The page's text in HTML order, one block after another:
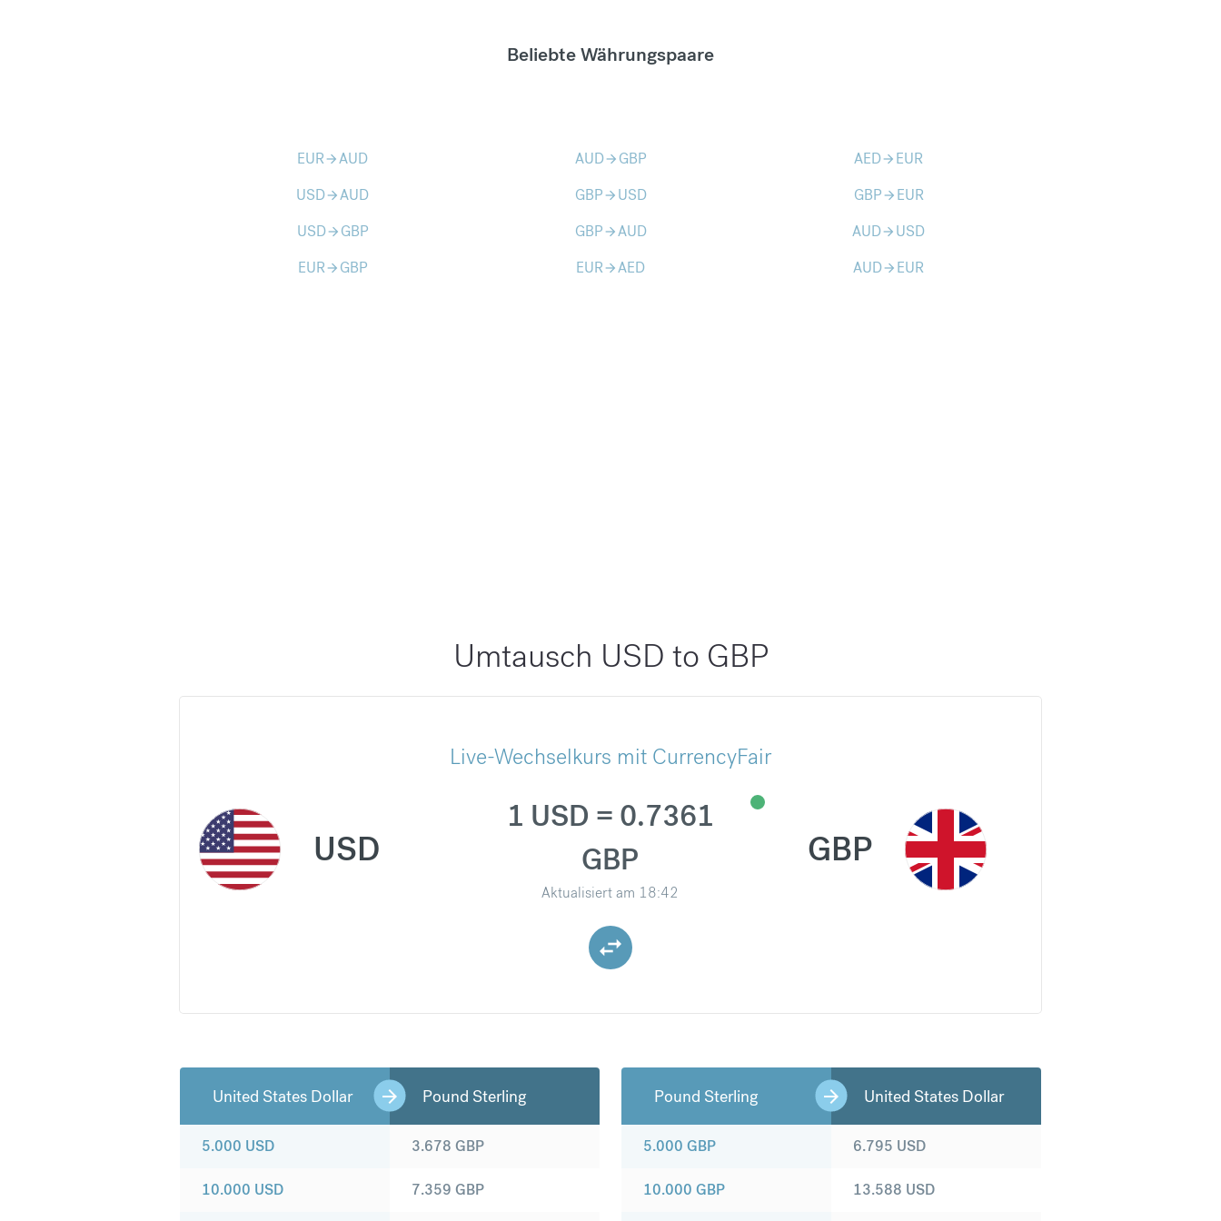
Beliebte Währungspaare
EURarrow_forwardAUD AUDarrow_forward GBP AEDarrow_forward EUR
USDarrow_forwardAUD GBParrow_forward USD GBParrow_forward EUR
USDarrow_forward GBP GBParrow_forwardAUD AUDarrow_forward USD
EURarrow_forward GBP EURarrow_forwardAED AUDarrow_forward EUR
Umtausch USD to GBP
Live-Wechselkurs mit CurrencyFair
USD
1 USD = 0.7361
GBP
Aktualisiert am 18:42
GBP
United States Dollar Pound Sterling
5.000 USD
10.000 USD
3.678 GBP
7.359 GBP
Pound Sterling United States Dollar
5.000 GBP
10.000 GBP
6.795 USD
13.588 USD